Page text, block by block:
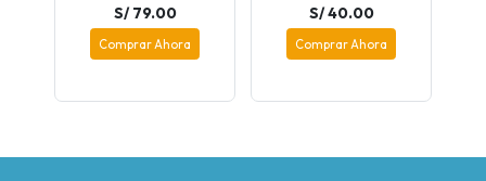
S/ 79.00
Comprar Ahora
S/ 40.00
Comprar Ahora